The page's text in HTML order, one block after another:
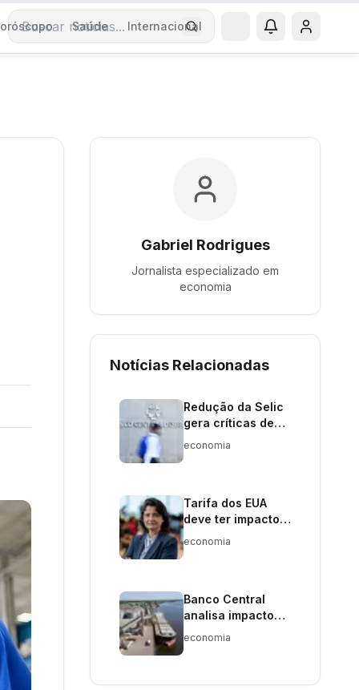
Saúde Internacional
Buscar notícias
Gabriel Rodrigues
Jornalista especializado em
economia
Notícias Relacionadas
Redução da Selic
gera críticas de
CNI e CUT pela
economia
Tarifa dos EUA
deve ter impacto
limitado no PIB
economia
Banco Central
analisa impacto
da guerra no Irã
economia